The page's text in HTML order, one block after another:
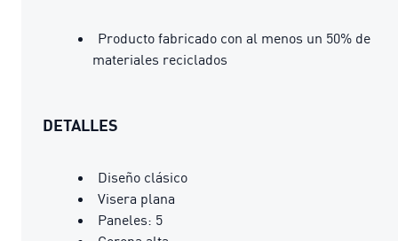
Producto fabricado con al menos un 50% de
materiales reciclados
DETALLES
Diseño clásico
Visera plana
Paneles: 5